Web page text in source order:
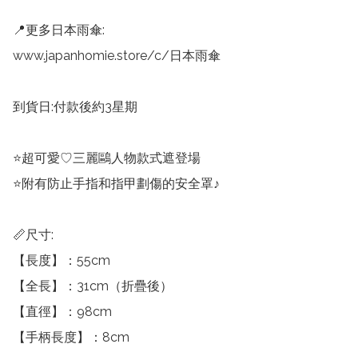
📍更多日本雨傘:
www.japanhomie.store/c/日本雨傘
到貨日:付款後約3星期
⭐超可愛♡三麗鷗人物款式遮登場
⭐附有防止手指和指甲劃傷的安全罩♪
📏尺寸:
【長度】：55cm
【全長】：31cm（折疊後）
【直徑】：98cm
【手柄長度】：8cm